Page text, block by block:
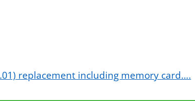
replacement including memory card….